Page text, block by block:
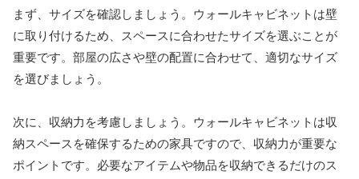
まず、サイズを確認しましょう。ウォールキャビネットは壁
に取り付けるため、スペースに合わせたサイズを選ぶことが
重要です。部屋の広さや壁の配置に合わせて、適切なサイズ
を選びましょう。
次に、収納力を考慮しましょう。ウォールキャビネットは収
納スペースを確保するための家具ですので、収納力が重要な
ポイントです。必要なアイテムや物品を収納できるだけのス